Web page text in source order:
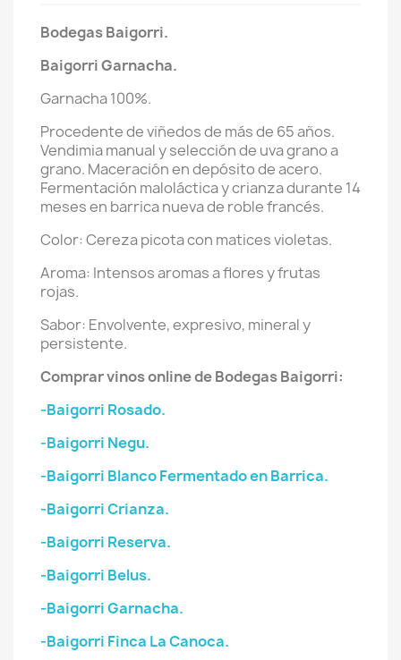
Bodegas Baigorri.
Baigorri Garnacha.
Garnacha 100%.
Procedente de viñedos de más de 65 años.
Vendimia manual y selección de uva grano a
grano. Maceración en depósito de acero.
Fermentación maloláctica y crianza durante 14
meses en barrica nueva de roble francés.
Color: Cereza picota con matices violetas.
Aroma: Intensos aromas a flores y frutas
rojas.
Sabor: Envolvente, expresivo, mineral y
persistente.
Comprar vinos online de Bodegas Baigorri:
-Baigorri Rosado.
-Baigorri Negu.
-Baigorri Blanco Fermentado en Barrica.
-Baigorri Crianza.
-Baigorri Reserva.
-Baigorri Belus.
-Baigorri Garnacha.
-Baigorri Finca La Canoca.